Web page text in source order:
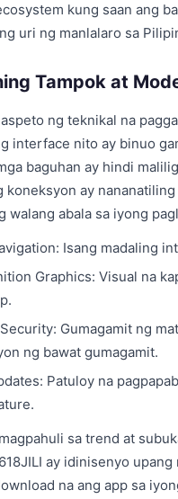
kung saan ang
uri ng manlalaro sa
Tampok at
ng teknikal na
interface nito ay binuo
baguhan ay hindi
koneksyon ay
walang abala sa iyong
Isang madaling
Graphics: Visual na
Gumagamit ng
ng bawat gumagamit.
Patuloy na
sa trend at
ay idinisenyo
na ang app sa